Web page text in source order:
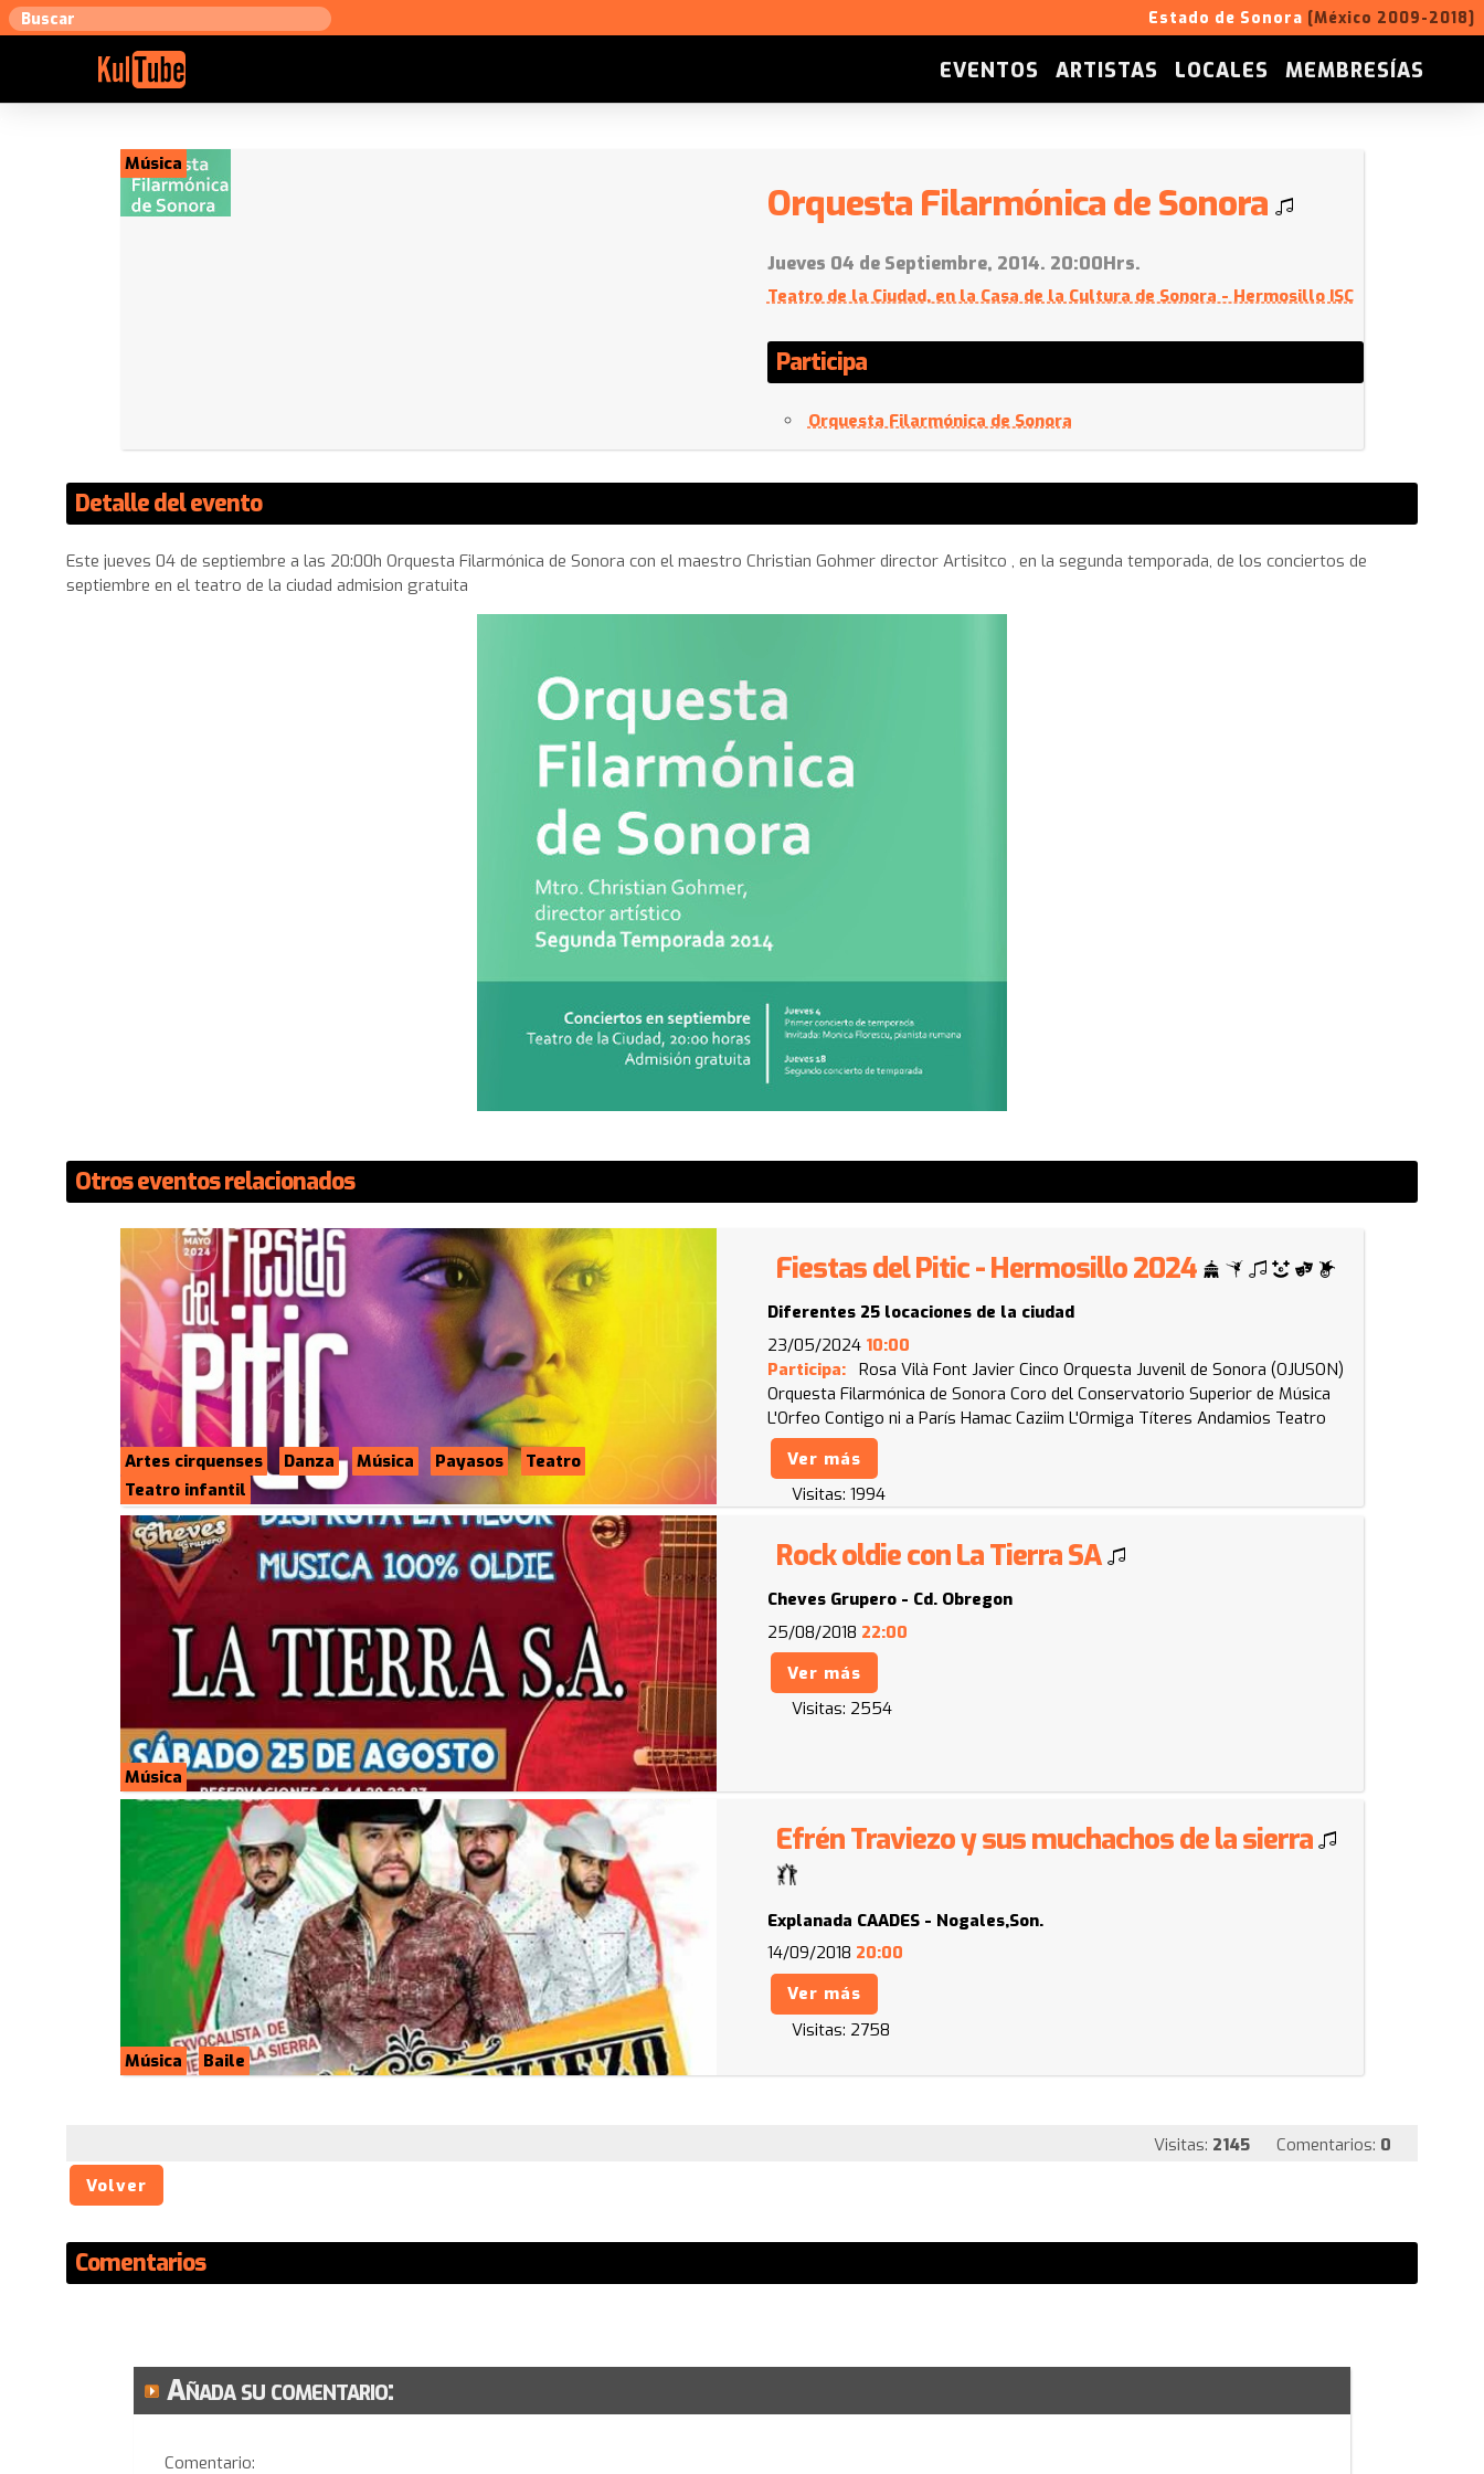
Estado de Sonora [México 2009-2018]
MEMBRESÍAS
LOCALES
ARTISTAS
EVENTOS
Música
Orquesta Filarmónica de Sonora
Jueves 04 de Septiembre, 2014. 20:00Hrs.
Teatro de la Ciudad, en la Casa de la Cultura de Sonora - Hermosillo ISC
Participa
Orquesta Filarmónica de Sonora
Detalle del evento
Este jueves 04 de septiembre a las 20:00h Orquesta Filarmónica de Sonora con el maestro Christian Gohmer director Artisitco , en la segunda temporada, de los conciertos de
septiembre en el teatro de la ciudad admision gratuita
Otros eventos relacionados
Artes cirquenses Danza Música Payasos
Teatro
Teatro infantil
Fiestas del Pitic - Hermosillo 2024
Diferentes 25 locaciones de la ciudad
23/05/2024 10:00
Participa:
Rosa Vilà Font Javier Cinco Orquesta Juvenil de Sonora (OJUSON)
Orquesta Filarmónica de Sonora Coro del Conservatorio Superior de Música
L'Orfeo Contigo ni a París Hamac Caziim L'Ormiga Títeres Andamios Teatro
Ver más
Visitas: 1994
Música
Rock oldie con La Tierra SA
Cheves Grupero - Cd. Obregon
25/08/2018 22:00
Ver más
Visitas: 2554
Música Baile
Efrén Traviezo y sus muchachos de la sierra
Explanada CAADES - Nogales,Son.
14/09/2018 20:00
Ver más
Visitas: 2758
Visitas: 2145 Comentarios: 0
Volver
Comentarios
Añada su comentario:
Comentario: